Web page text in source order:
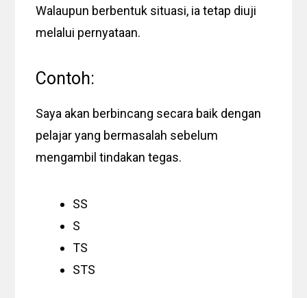
Walaupun berbentuk situasi, ia tetap diuji
melalui pernyataan.
Contoh:
Saya akan berbincang secara baik dengan
pelajar yang bermasalah sebelum
mengambil tindakan tegas.
SS
S
TS
STS